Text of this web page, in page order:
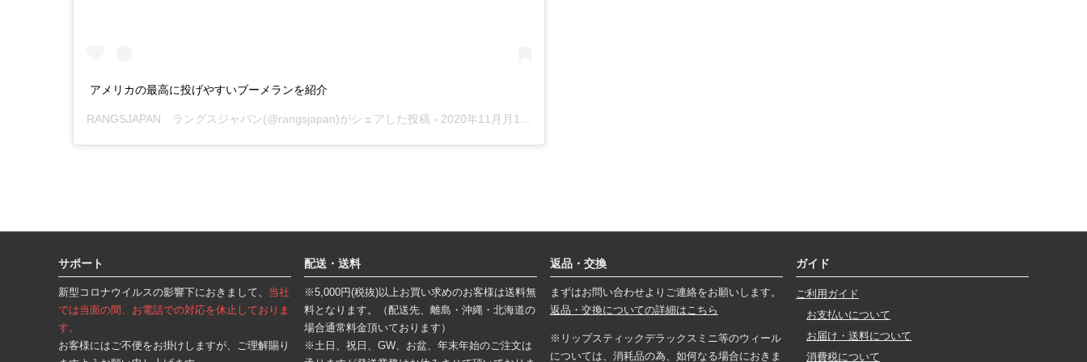
アメリカの最高に投げやすいブーメランを紹介
RANGSJAPAN ラングスジャパン(@rangsjapan)がシェアした投稿 - 2020年11月月1日午後9時12分PST
サポート
新型コロナウイルスの影響下におきまして、 当社
では当面の間、お電話での対応を休止しておりま
す。
お客様にはご不便をお掛けしますが、ご理解賜り
配送・送料
※5,000円(税抜)以上お買い求めのお客様は送料無
料となります。（配送先、離島・沖縄・北海道の
場合通常料金頂いております）
※土日、祝日、GW、お盆、年末年始のご注文は
返品・交換
まずはお問い合わせよりご連絡をお願いします。
返品・交換についての詳細はこちら
※リップスティックデラックスミニ等のウィール
については、消耗品の為、如何なる場合におきま
ガイド
ご利用ガイド
お支払いについて
お届け・送料について
消費税について